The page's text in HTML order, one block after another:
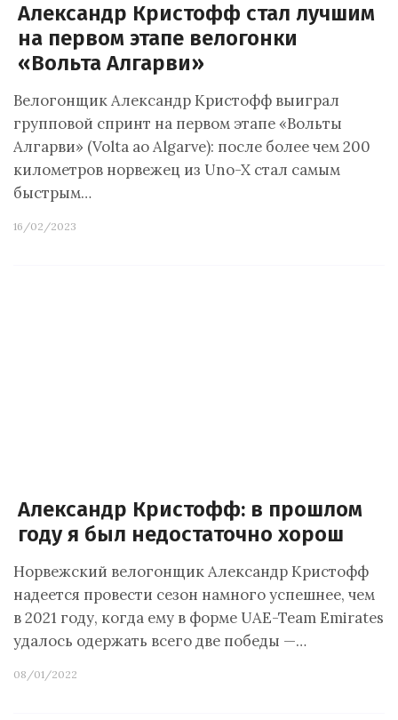
Александр Кристофф стал лучшим
на первом этапе велогонки
«Вольта Алгарви»
Велогонщик Александр Кристофф выиграл
групповой спринт на первом этапе «Вольты
Алгарви» (Volta ao Algarve): после более чем 200
километров норвежец из Uno-X стал самым
быстрым…
16/02/2023
Александр Кристофф: в прошлом
году я был недостаточно хорош
Норвежский велогонщик Александр Кристофф
надеется провести сезон намного успешнее, чем
в 2021 году, когда ему в форме UAE-Team Emirates
удалось одержать всего две победы —…
08/01/2022